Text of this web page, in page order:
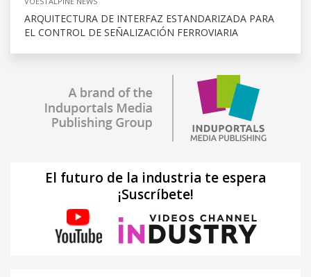
ARQUITECTURA DE INTERFAZ ESTANDARIZADA PARA
EL CONTROL DE SEÑALIZACIÓN FERROVIARIA
El futuro de la industria te espera
¡Suscríbete!